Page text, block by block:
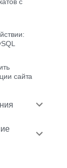
сайта